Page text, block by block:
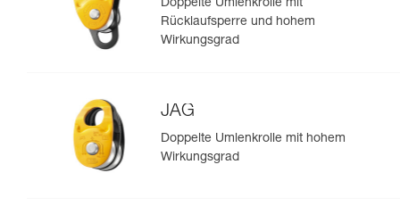
Doppelte Umlenkrolle mit
Rücklaufsperre und hohem
Wirkungsgrad
JAG
Doppelte Umlenkrolle mit hohem
Wirkungsgrad